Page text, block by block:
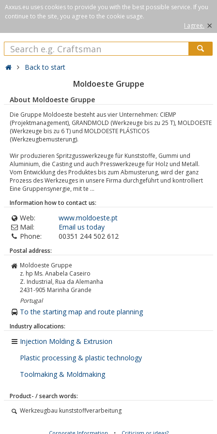
Axxus.eu uses cookies to provide you with the best possible service. If you
continue to the site, you agree to the cookie usage.
I agree. ×
Back to start
Moldoeste Gruppe
About Moldoeste Gruppe
Die Gruppe Moldoeste besteht aus vier Unternehmen: CIEMP
(Projektmanagement), GRANDMOLD (Werkzeuge bis zu 25 T), MOLDOESTE
(Werkzeuge bis zu 6 T) und MOLDOESTE PLÁSTICOS
(Werkzeugbemusterung).
Wir produzieren Spritzgusswerkzeuge für Kunststoffe, Gummi und
Aluminium, die Casting und auch Presswerkzeuge für Holz und Metall.
Vom Entwicklung des Produktes bis zum Abmusterung, wird der ganz
Prozess des Werkzeuges in unsere Firma durchgeführt und kontrolliert
Eine Gruppensynergie, mit te ...
Information how to contact us:
Web:
www.moldoeste.pt
Mail:
Email us today
Phone:
00351 244 502 612
Postal address:
Moldoeste Gruppe
z. hp Ms. Anabela Caseiro
Z. Industrial, Rua da Alemanha
2431-905 Marinha Grande
Portugal
To the starting map and route planning
Industry allocations:
Injection Molding & Extrusion
Plastic processing & plastic technology
Toolmaking & Moldmaking
Product- / search words:
Werkzeugbau kunststoffverarbeitung